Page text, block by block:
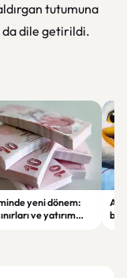
tutumuna
da dile getirildi.
yeni dönem:
ve yatırım